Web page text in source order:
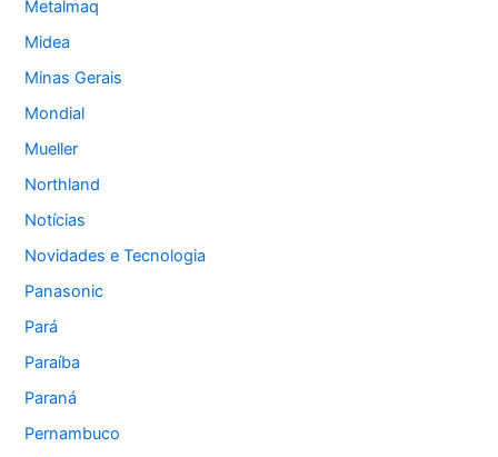
Metalmaq
Midea
Minas Gerais
Mondial
Mueller
Northland
Notícias
Novidades e Tecnologia
Panasonic
Pará
Paraíba
Paraná
Pernambuco